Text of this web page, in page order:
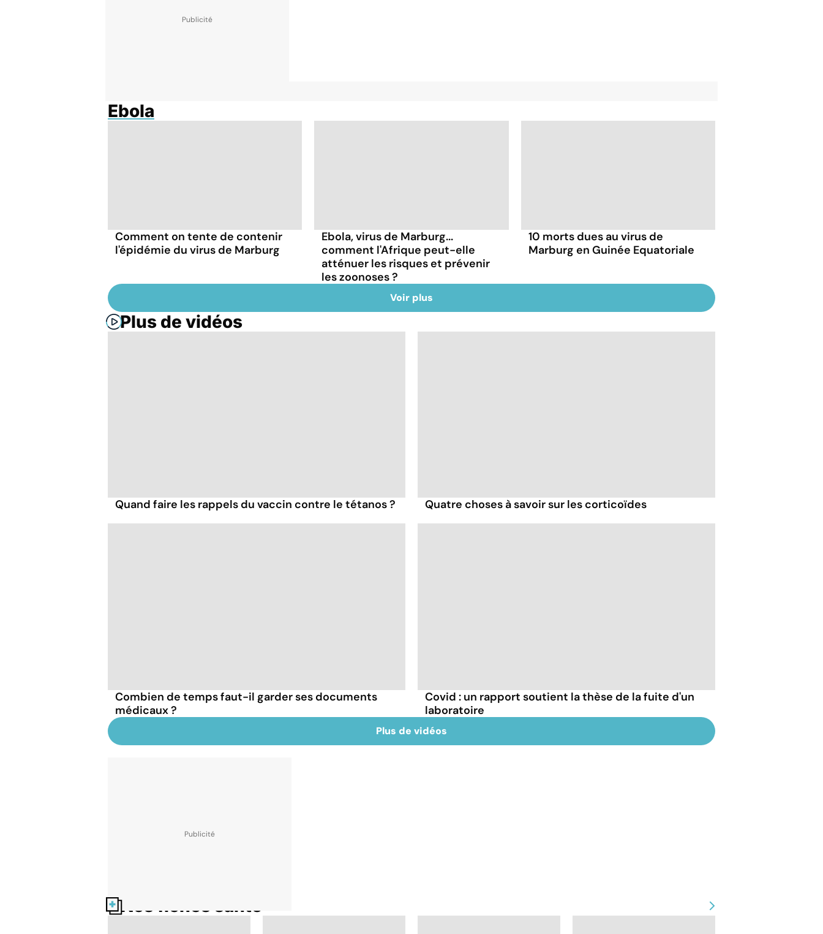
Ebola
Comment on tente de contenir
l'épidémie du virus de Marburg
Ebola, virus de Marburg...
comment l'Afrique peut-elle
atténuer les risques et prévenir
les zoonoses ?
10 morts dues au virus de
Marburg en Guinée Equatoriale
Voir plus
Plus de vidéos
Quand faire les rappels du vaccin contre le tétanos ? Quatre choses à savoir sur les corticoïdes
Combien de temps faut-il garder ses documents
médicaux ?
Covid : un rapport soutient la thèse de la fuite d'un
laboratoire
Plus de vidéos
Nos fiches santé